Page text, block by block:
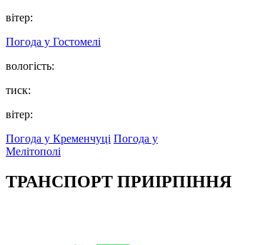
вітер:
Погода у Гостомелі
вологість:
тиск:
вітер:
Погода у Кременчуці Погода у
Мелітополі
ТРАНСПОРТ ПРИІРПІННЯ